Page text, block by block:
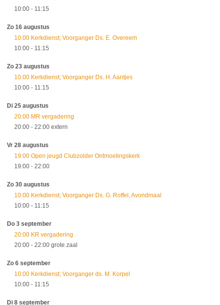
10:00 - 11:15
Zo 16 augustus
10:00 Kerkdienst; Voorganger Ds. E. Overeem
10:00 - 11:15
Zo 23 augustus
10:00 Kerkdienst; Voorganger Ds. H. Aantjes
10:00 - 11:15
Di 25 augustus
20:00 MR vergadering
20:00 - 22:00 extern
Vr 28 augustus
19:00 Open jeugd Clubzolder Ontmoetingskerk
19:00 - 22:00
Zo 30 augustus
10:00 Kerkdienst; Voorganger Ds. G. Roffel, Avondmaal
10:00 - 11:15
Do 3 september
20:00 KR vergadering
20:00 - 22:00 grote zaal
Zo 6 september
10:00 Kerkdienst; Voorganger ds. M. Korpel
10:00 - 11:15
Di 8 september